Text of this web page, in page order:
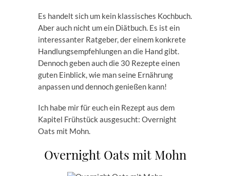
Es handelt sich um kein klassisches Kochbuch.
Aber auch nicht um ein Diätbuch. Es ist ein
interessanter Ratgeber, der einem konkrete
Handlungsempfehlungen an die Hand gibt.
Dennoch geben auch die 30 Rezepte einen
guten Einblick, wie man seine Ernährung
anpassen und dennoch genießen kann!
Ich habe mir für euch ein Rezept aus dem
Kapitel Frühstück ausgesucht: Overnight
Oats mit Mohn.
Overnight Oats mit Mohn